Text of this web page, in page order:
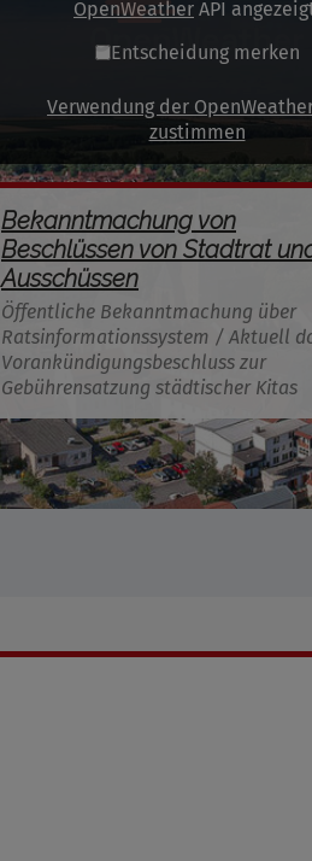
OpenWeather API
Entscheidung merken
Verwendung der
zustimmen
Bekanntmachung von
Beschlüssen von Stadtrat
Ausschüssen
Öffentliche Bekanntmachung über
Ratsinformationssystem / Aktuell
Vorankündigungsbeschluss zur
Gebührensatzung städtischer Kitas